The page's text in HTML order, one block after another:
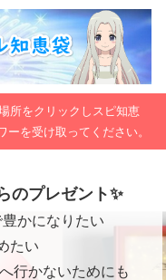
所をクリックしスピ知恵
を受け取ってください。
のプレゼント✨
かになりたい
たい
行かないためにも